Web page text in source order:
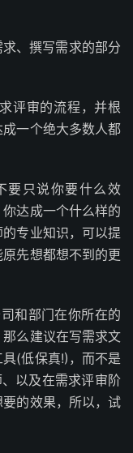
、撰写需求的部分
评审的流程，并根
一个绝大多数人都
要只说你要什么效
达成一个什么样的
专业知识，可以提
先想都想不到的更
和部门在你所在的
么建议在写需求文
(低保真!)，而不是
以及在需求评审阶
的效果，所以，试